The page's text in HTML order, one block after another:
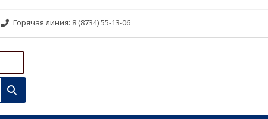
Горячая линия: 8 (8734) 55-13-06